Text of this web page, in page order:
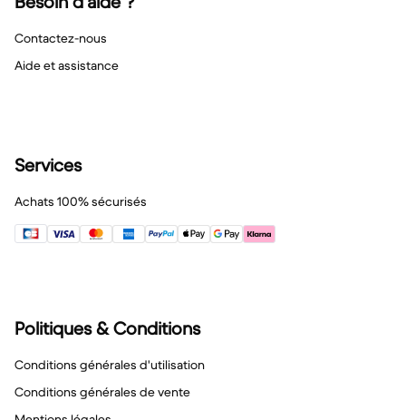
Contactez-nous
Aide et assistance
Services
Achats 100% sécurisés
Politiques & Conditions
Conditions générales d'utilisation
Conditions générales de vente